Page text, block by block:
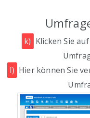
k) Klicken Sie
l) Hier können Sie